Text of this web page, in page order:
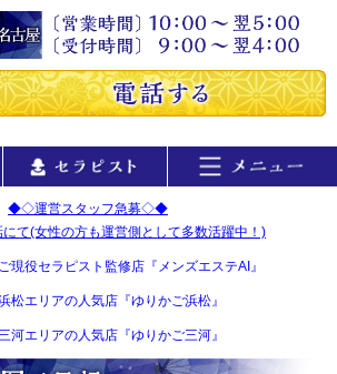
◆◇運営スタッフ急募◇◆
にて(女性の方も運営側として多数活躍中！)
現役セラピスト監修店『メンズエステAI』
松エリアの人気店『ゆりかご浜松』
河エリアの人気店『ゆりかご三河』